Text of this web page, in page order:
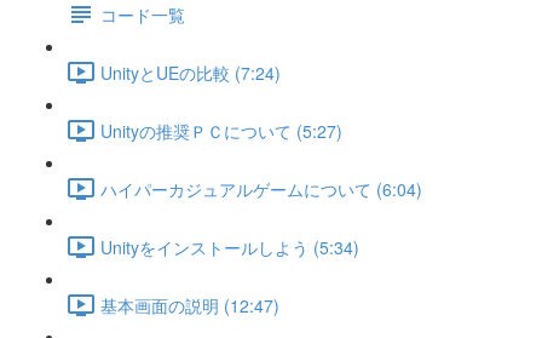
コード一覧
UnityとUEの比較 (7:24)
Unityの推奨ＰＣについて (5:27)
ハイパーカジュアルゲームについて (6:04)
Unityをインストールしよう (5:34)
基本画面の説明 (12:47)